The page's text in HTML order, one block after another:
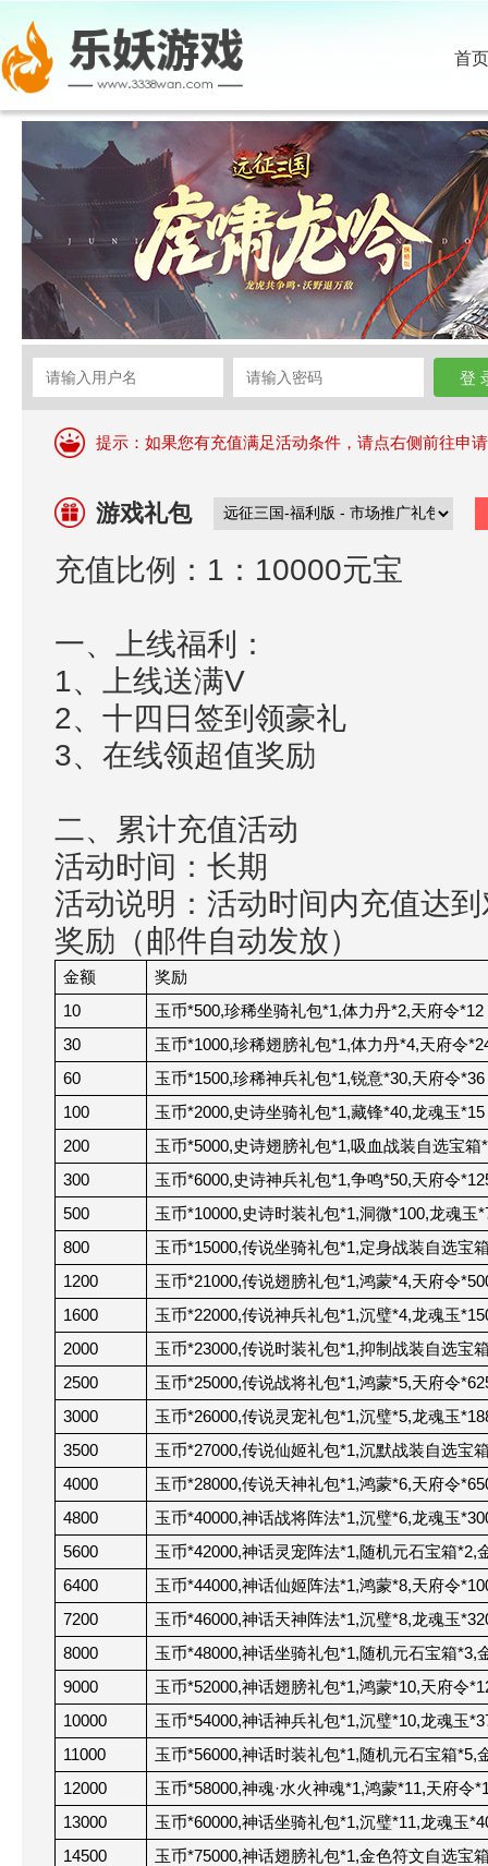
首页
提示：如果您有充值满足活动条件，请点右侧前往申
游戏礼包
充值比例：1：10000元宝
一、上线福利：
1、上线送满V
2、十四日签到领豪礼
3、在线领超值奖励
二、累计充值活动
活动时间：长期
活动说明：活动时间内充值达
奖励（邮件自动发放）
金额
奖励
10
玉币*500,珍稀坐骑礼包*1,体力丹*2,天府令*12
30
玉币*1000,珍稀翅膀礼包*1,体力丹*4,天府令
60
玉币*1500,珍稀神兵礼包*1,锐意*30,天府令*36
100
玉币*2000,史诗坐骑礼包*1,藏锋*40,龙魂玉*15
200
玉币*5000,史诗翅膀礼包*1,吸血战装自选宝箱
300
玉币*6000,史诗神兵礼包*1,争鸣*50,天府令
500
玉币*10000,史诗时装礼包*1,洞微*100,龙魂玉
800
玉币*15000,传说坐骑礼包*1,定身战装自选宝
1200
玉币*21000,传说翅膀礼包*1,鸿蒙*4,天府令
1600
玉币*22000,传说神兵礼包*1,沉璧*4,龙魂玉
2000
玉币*23000,传说时装礼包*1,抑制战装自选宝
2500
玉币*25000,传说战将礼包*1,鸿蒙*5,天府令
3000
玉币*26000,传说灵宠礼包*1,沉璧*5,龙魂玉
3500
玉币*27000,传说仙姬礼包*1,沉默战装自选宝
4000
玉币*28000,传说天神礼包*1,鸿蒙*6,天府令
4800
玉币*40000,神话战将阵法*1,沉璧*6,龙魂玉
5600
玉币*42000,神话灵宠阵法*1,随机元石宝箱*2,
6400
玉币*44000,神话仙姬阵法*1,鸿蒙*8,天府令
7200
玉币*46000,神话天神阵法*1,沉璧*8,龙魂玉
8000
玉币*48000,神话坐骑礼包*1,随机元石宝箱*3,
9000
玉币*52000,神话翅膀礼包*1,鸿蒙*10,天府令
10000
玉币*54000,神话神兵礼包*1,沉璧*10,龙魂玉
11000
玉币*56000,神话时装礼包*1,随机元石宝箱*5,
12000
玉币*58000,神魂·水火神魂*1,鸿蒙*11,天府令
13000
玉币*60000,神话坐骑礼包*1,沉璧*11,龙魂玉
14500
玉币*75000,神话翅膀礼包*1,金色符文自选宝